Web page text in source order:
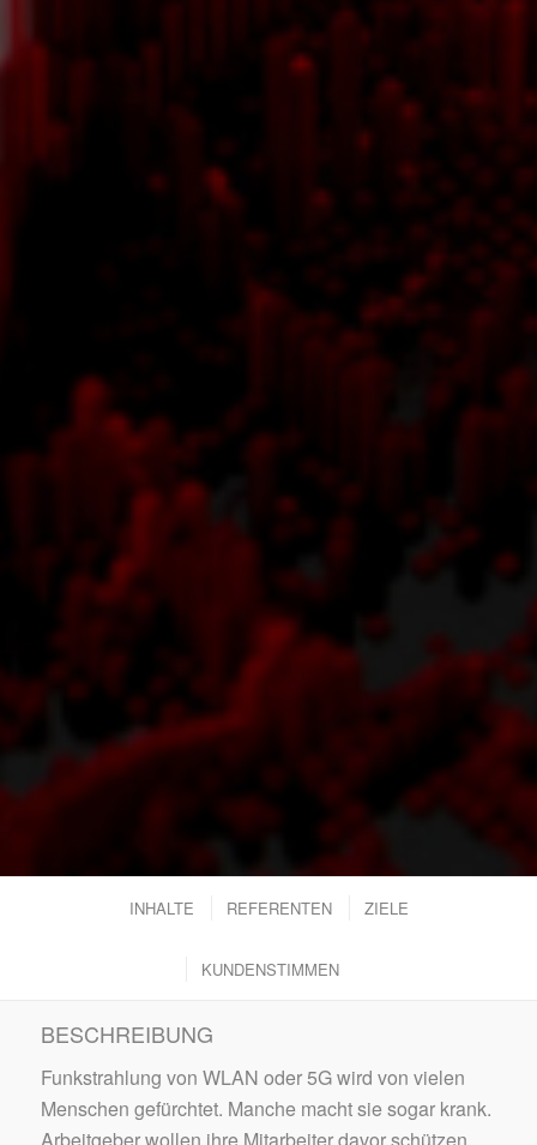
INHALTE REFERENTEN ZIELE
KUNDENSTIMMEN
BESCHREIBUNG
Funkstrahlung von WLAN oder 5G wird von vielen
Menschen gefürchtet. Manche macht sie sogar krank.
Arbeitgeber wollen ihre Mitarbeiter davor schützen.